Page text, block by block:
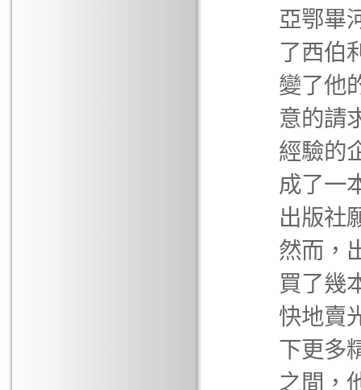
亞鄂畢
了西伯
變了他
意的請
經驗的
成了一
出版社
然而，
買了幾
快地賣
下更多
之間，